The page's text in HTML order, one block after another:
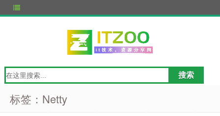
标签：Netty